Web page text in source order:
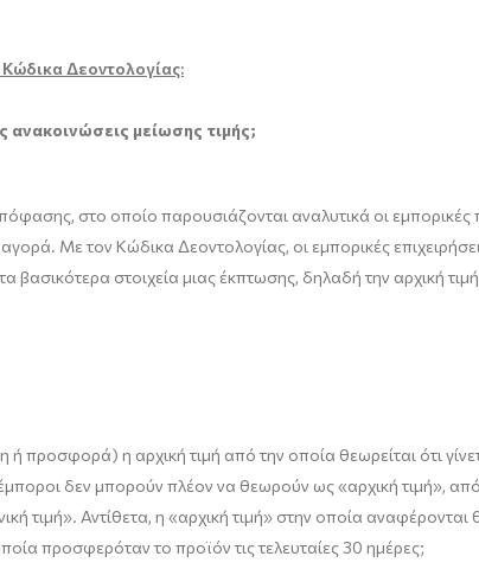
Δεοντολογίας:
ανακοινώσεις μείωσης τιμής;
στο οποίο παρουσιάζονται αναλυτικά οι εμπορικές
Με τον Κώδικα Δεοντολογίας, οι εμπορικές
στοιχεία μιας έκπτωσης, δηλαδή την αρχική
η αρχική τιμή από την οποία θεωρείται ότι
δεν μπορούν πλέον να θεωρούν ως «αρχική τιμή»,
τιμή». Αντίθετα, η «αρχική τιμή» στην οποία
προσφερόταν το προϊόν τις τελευταίες 30 ημέρες;